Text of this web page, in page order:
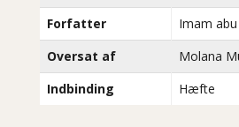
Forfatter
Imam
Oversat af
Molana
Indbinding
Hæfte